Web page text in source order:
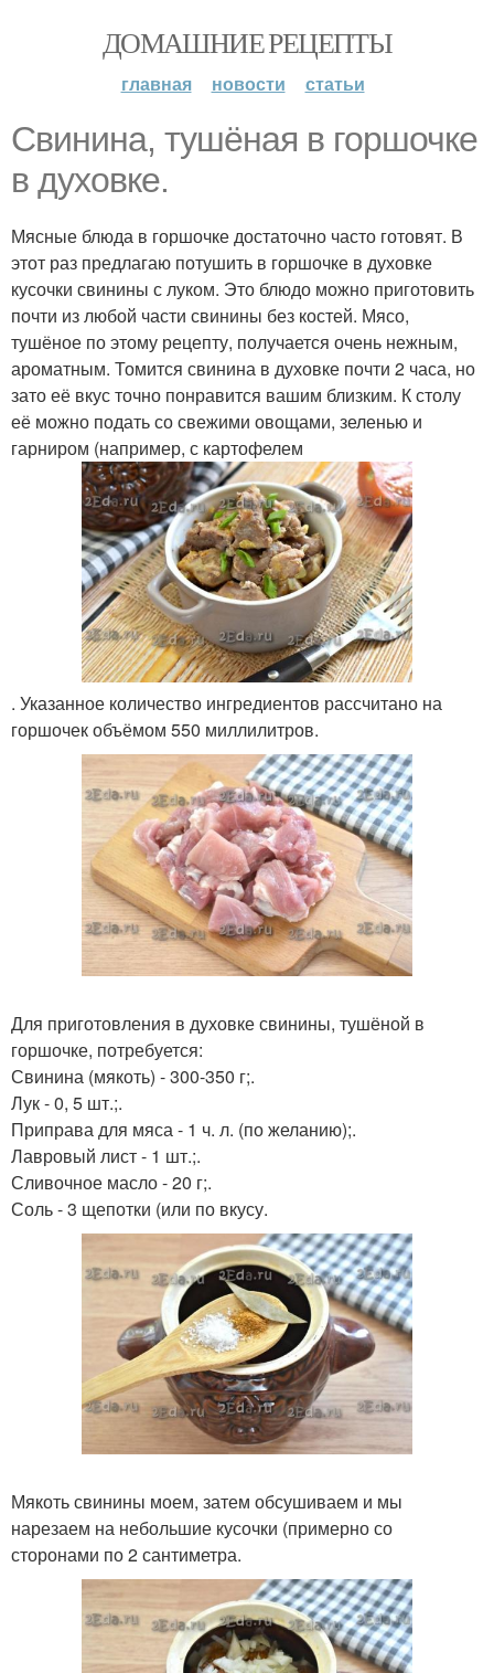
ДОМАШНИЕ РЕЦЕПТЫ
главная новости статьи
Свинина, тушёная в горшочке
в духовке.
Мясные блюда в горшочке достаточно часто готовят. В
этот раз предлагаю потушить в горшочке в духовке
кусочки свинины с луком. Это блюдо можно приготовить
почти из любой части свинины без костей. Мясо,
тушёное по этому рецепту, получается очень нежным,
ароматным. Томится свинина в духовке почти 2 часа, но
зато её вкус точно понравится вашим близким. К столу
её можно подать со свежими овощами, зеленью и
гарниром (например, с картофелем
. Указанное количество ингредиентов рассчитано на
горшочек объёмом 550 миллилитров.
Для приготовления в духовке свинины, тушёной в
горшочке, потребуется:
Свинина (мякоть) - 300-350 г;.
Лук - 0, 5 шт.;.
Приправа для мяса - 1 ч. л. (по желанию);.
Лавровый лист - 1 шт.;.
Сливочное масло - 20 г;.
Соль - 3 щепотки (или по вкусу.
Мякоть свинины моем, затем обсушиваем и мы
нарезаем на небольшие кусочки (примерно со
сторонами по 2 сантиметра.